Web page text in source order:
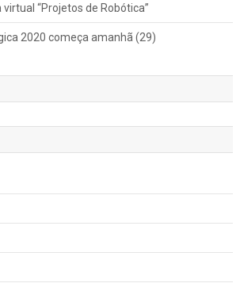
“Projetos de Robótica”
2020 começa amanhã (29)